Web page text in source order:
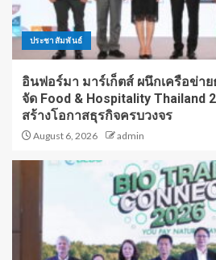
ประชาสัมพันธ์
อินฟอร์มา มาร์เก็ตส์ ผนึกเครือข่า
จัด Food & Hospitality Thailand
สร้างโอกาสธุรกิจครบวงจร
August 6, 2026 admin